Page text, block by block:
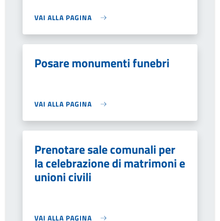
VAI ALLA PAGINA
Posare monumenti funebri
VAI ALLA PAGINA
Prenotare sale comunali per
la celebrazione di matrimoni e
unioni civili
VAI ALLA PAGINA